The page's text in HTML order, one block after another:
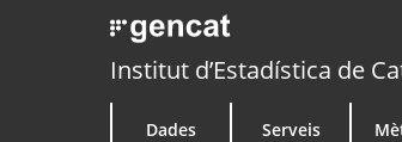
Institut d’Estadística de
Dades Serveis